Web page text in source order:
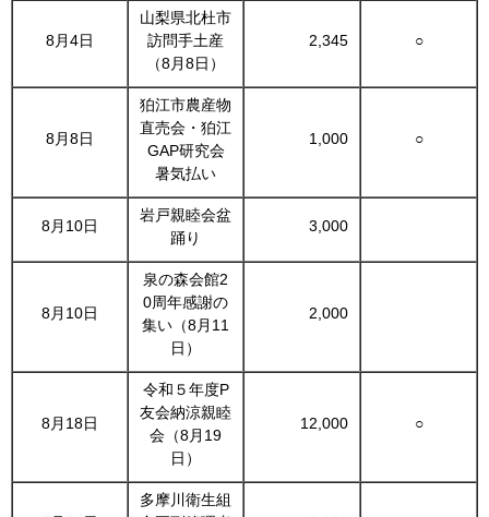
8月4日
山梨県北杜市
訪問手土産
（8月8日）
2,345 ○
8月8日
狛江市農産物
直売会・狛江
GAP研究会
暑気払い
1,000 ○
8月10日
岩戸親睦会盆
踊り
3,000
8月10日
泉の森会館2
0周年感謝の
集い（8月11
日）
2,000
8月18日
令和５年度P
友会納涼親睦
会（8月19
日）
12,000 ○
多摩川衛生組